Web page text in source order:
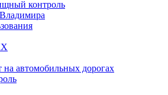
контроль
автомобильных дорогах